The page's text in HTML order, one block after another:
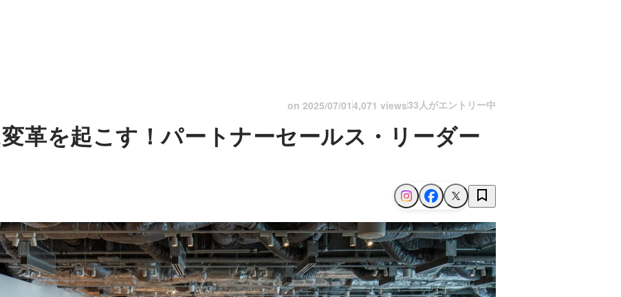
on 2025/07/01 4,071 views33人がエントリー中
革を起こす！パートナーセールス・リーダー